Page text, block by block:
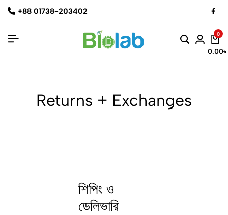
+88 01738-203402
0
0.00৳
Returns + Exchanges
শিপিং ও
ডেলিভারি